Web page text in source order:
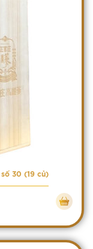
30 (19 củ)